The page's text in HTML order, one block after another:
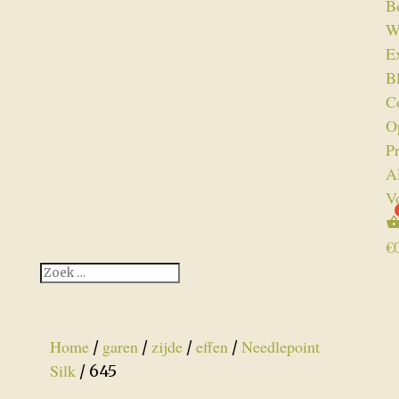
€
Home/ garen/zijde/effen/Needlepoint
Silk/ 645